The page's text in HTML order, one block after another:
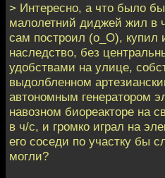
> Интересно, а что было
малолетний диджей жил в
сам построил (о_О), купил
наследство, без
удобствами на улице,
выдолбленном
автономным генератором
навозном биореакторе на
в ч/с, и громко играл на
его соседи по участку бы
могли?